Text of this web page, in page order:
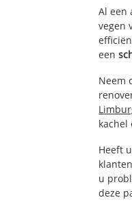
Al een
vegen
een
Neem
kachel
Heeft
u
deze